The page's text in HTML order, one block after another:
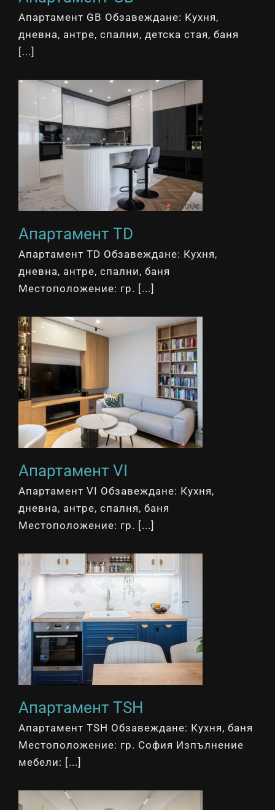
Апартамент GB Обзавеждане: Кухня,
дневна, антре, спални, детска стая, баня
[...]
Апартамент TD
Апартамент TD Обзавеждане: Кухня,
дневна, антре, спални, баня
Местоположение: гр. [...]
Апартамент VI
Апартамент VI Обзавеждане: Кухня,
дневна, антре, спалня, баня
Местоположение: гр. [...]
Апартамент TSH
Апартамент TSH Обзавеждане: Кухня, баня
Местоположение: гр. София Изпълнение
мебели: [...]